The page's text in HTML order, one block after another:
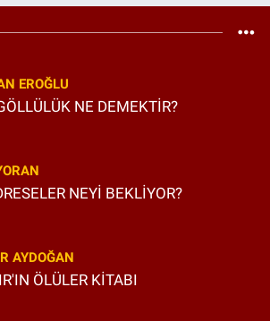
EROĞLU
NE DEMEKTİR?
NEYİ BEKLİYOR?
AYDOĞAN
ÖLÜLER KİTABI